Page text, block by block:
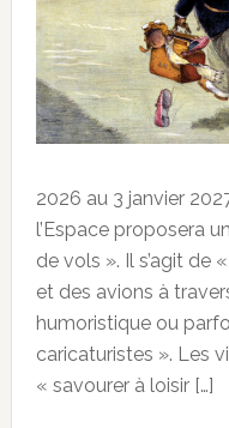
2026 au 3 janvier
l’Espace proposera
de vols ». Il s’agit de
et des avions à
humoristique ou
caricaturistes ». Les
« savourer à loisir […]